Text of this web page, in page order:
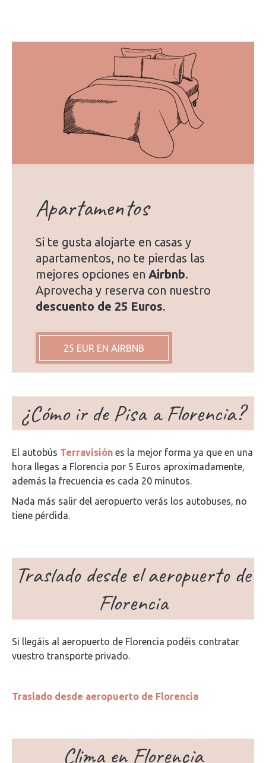
Apartamentos
Si te gusta alojarte en casas y
apartamentos, no te pierdas las
mejores opciones en Airbnb.
Aprovecha y reserva con nuestro
descuento de 25 Euros.
25 EUR EN AIRBNB
¿Cómo ir de Pisa a Florencia?
El autobús Terravisión es la mejor forma ya que en una
hora llegas a Florencia por 5 Euros aproximadamente,
además la frecuencia es cada 20 minutos.
Nada más salir del aeropuerto verás los autobuses, no
tiene pérdida.
Traslado desde el aeropuerto de
Florencia
Si llegáis al aeropuerto de Florencia podéis contratar
vuestro transporte privado.
Traslado desde aeropuerto de Florencia
Clima en Florencia